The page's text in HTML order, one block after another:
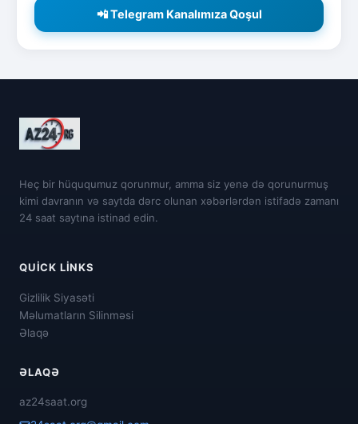
📲 Telegram Kanalımıza Qoşul
Heç bir hüququmuz qorunmur, amma siz yenə də qorunurmuş
kimi davranın və saytda dərc olunan xəbərlərdən istifadə zamanı
24 saat saytına istinad edin.
QUICK LINKS
Gizlilik Siyasəti
Məlumatların Silinməsi
Əlaqə
ƏLAQƏ
az24saat.org